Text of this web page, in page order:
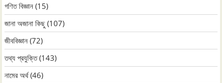
গণিত বিজ্ঞান (15)
জানা অজানা কিছু (107)
জীববিজ্ঞান (72)
তথ্য প্রযুক্তি(143)
নামের অর্থ(46)